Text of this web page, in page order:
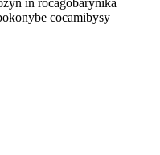
in rocagobarynika
cocamibysy